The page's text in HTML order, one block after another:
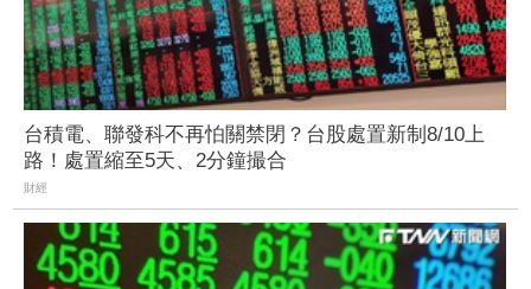
台積電、聯發科不再怕關禁閉？台股處置新制8/10上
路！處置縮至5天、2分鐘撮合
財經